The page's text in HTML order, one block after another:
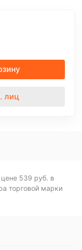
лиц
цене 539 руб. в
торговой марки